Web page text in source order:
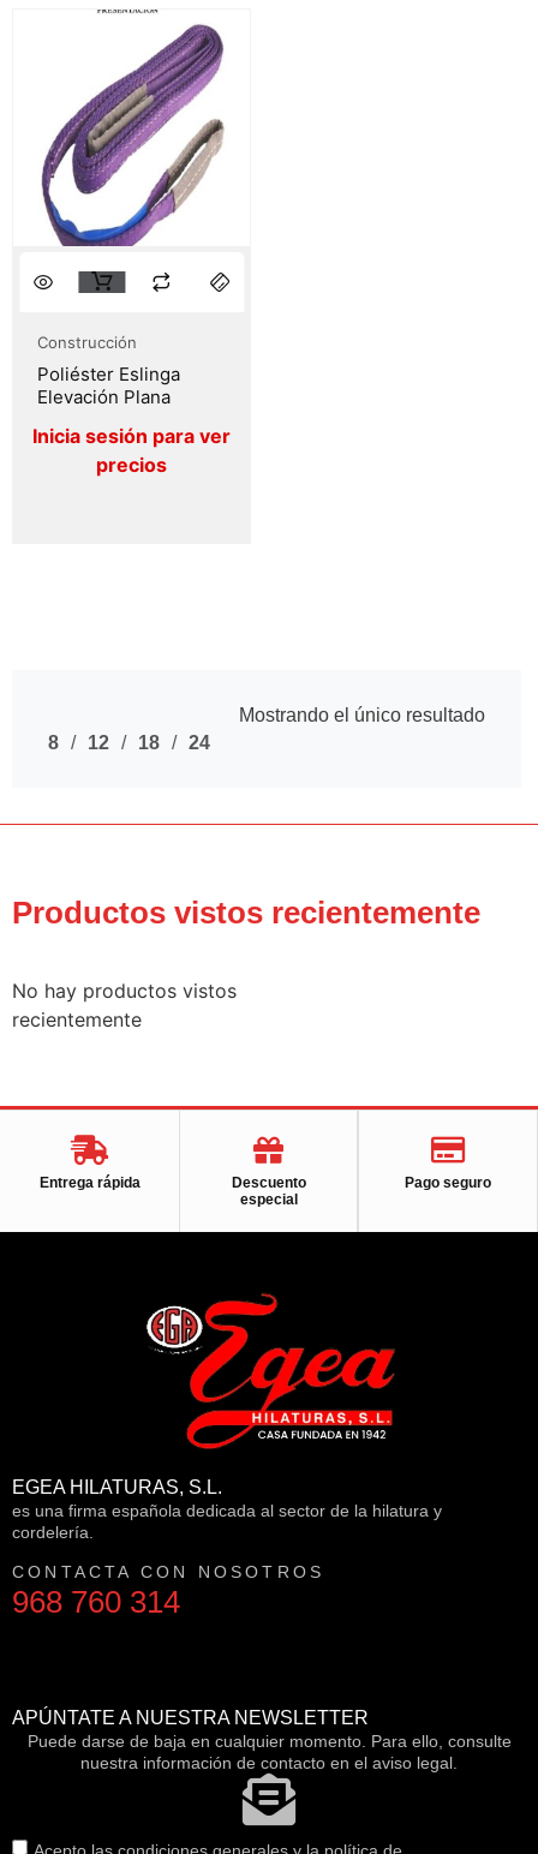
Construcción
Poliéster Eslinga
Elevación Plana
Mostrando el único resultado
8
12 18 24
Productos vistos recientemente
No hay productos vistos
recientemente
Entrega rápida
Descuento
especial
Pago seguro
EGEA HILATURAS, S.L.
es una firma española dedicada al sector de la hilatura y
cordelería.
CONTACTA CON NOSOTROS
968 760 314
APÚNTATE A NUESTRA NEWSLETTER
Puede darse de baja en cualquier momento. Para ello, consulte
nuestra información de contacto en el aviso legal.
Acepto las condiciones generales y la política de